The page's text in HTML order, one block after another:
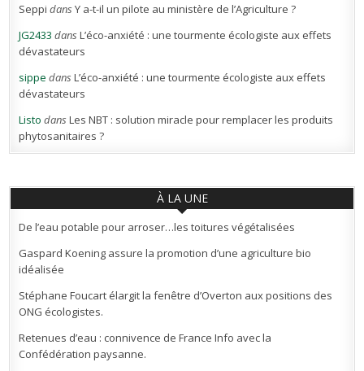
Seppi dansY a-t-il un pilote au ministère de l’Agriculture ?
JG2433 dansL’éco-anxiété : une tourmente écologiste aux effets
dévastateurs
sippe dansL’éco-anxiété : une tourmente écologiste aux effets
dévastateurs
Listo dansLes NBT : solution miracle pour remplacer les produits
phytosanitaires ?
À LA UNE
De l’eau potable pour arroser…les toitures végétalisées
Gaspard Koening assure la promotion d’une agriculture bio
idéalisée
Stéphane Foucart élargit la fenêtre d’Overton aux positions des
ONG écologistes.
Retenues d’eau : connivence de France Info avec la
Confédération paysanne.